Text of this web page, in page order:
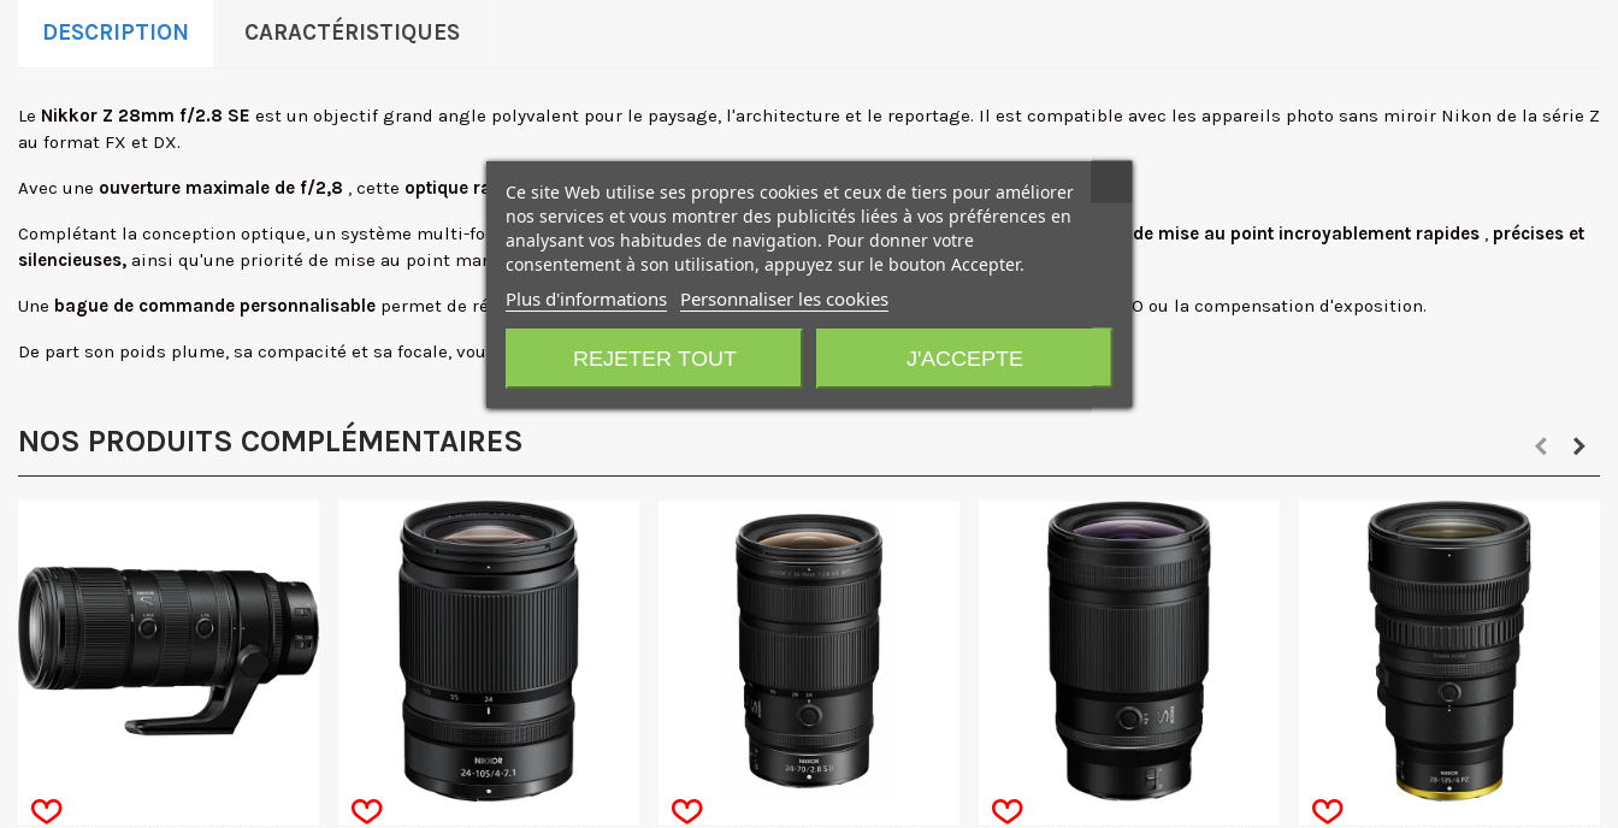
DESCRIPTION CARACTÉRISTIQUES
Le Nikkor Z 28mm f/2.8 SE est un objectif grand angle polyvalent pour le paysage, l'architecture et le reportage. Il est compatible avec les appareils photo sans miroir Nikon de la série Z
au format FX et DX.
Avec une ouverture maximale de f/2,8 , cette optique rapide et lumineuseoffre de superbes détails à une distance focale standard.
Complétant la conception optique, un système multi-focus, qui utilise deux moteurs pas à pas, permet d'obtenir des performances de mise au point incroyablement rapides , précises et
silencieuses, ainsi qu'une priorité de mise au point manuelle pour répondre aux besoins des photos et des vidéos.
Une bague de commande personnalisable permet de régler vos propres paramètres pour contrôler la mise au point, l'ouverture, l'ISO ou la compensation d'exposition.
De part son poids plume, sa compacité et sa focale, vous allez pouvoir l'embarquer avec vous pour toutes vos aventures.
NOS PRODUITS COMPLÉMENTAIRES
Ce site Web utilise ses propres cookies et ceux de tiers pour améliorer
nos services et vous montrer des publicités liées à vos préférences en
analysant vos habitudes de navigation. Pour donner votre
consentement à son utilisation, appuyez sur le bouton Accepter.
Plus d'informations Personnaliser les cookies
REJETER TOUT J'ACCEPTE